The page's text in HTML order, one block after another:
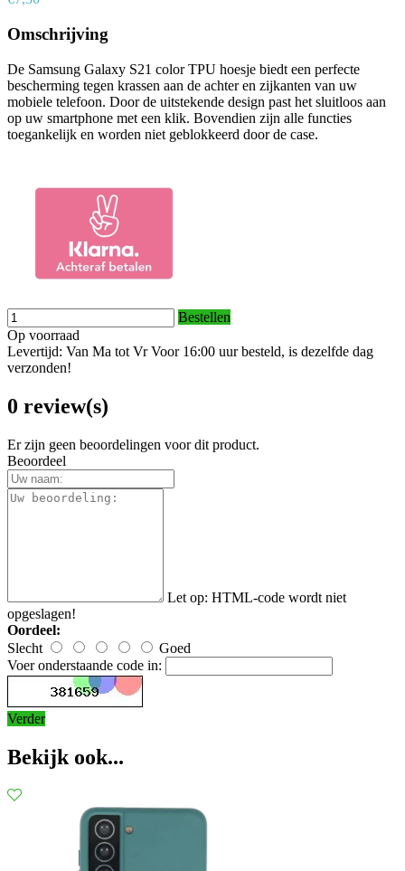
Omschrijving
De Samsung Galaxy S21 color TPU hoesje biedt een perfecte
bescherming tegen krassen aan de achter en zijkanten van uw
mobiele telefoon. Door de uitstekende design past het sluitloos aan
op uw smartphone met een klik. Bovendien zijn alle functies
toegankelijk en worden niet geblokkeerd door de case.
Bestellen
Op voorraad
Levertijd: Van Ma tot Vr Voor 16:00 uur besteld, is dezelfde dag
verzonden!
0 review(s)
Er zijn geen beoordelingen voor dit product.
Beoordeel
Let op: HTML-code wordt niet
opgeslagen!
Oordeel:
Slecht
Goed
Voer onderstaande code in:
Verder
Bekijk ook...